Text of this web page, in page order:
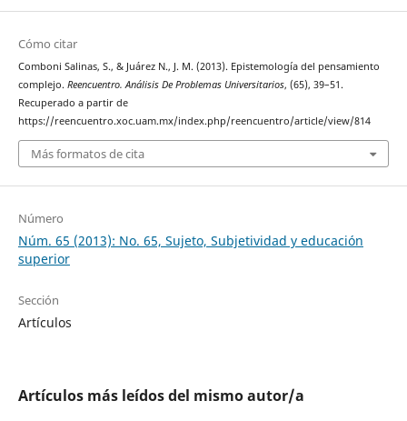
Cómo citar
Comboni Salinas, S., & Juárez N., J. M. (2013). Epistemología del pensamiento
complejo. Reencuentro. Análisis De Problemas Universitarios, (65), 39–51.
Recuperado a partir de
https://reencuentro.xoc.uam.mx/index.php/reencuentro/article/view/814
Más formatos de cita
Número
Núm. 65 (2013): No. 65, Sujeto, Subjetividad y educación
superior
Sección
Artículos
Artículos más leídos del mismo autor/a